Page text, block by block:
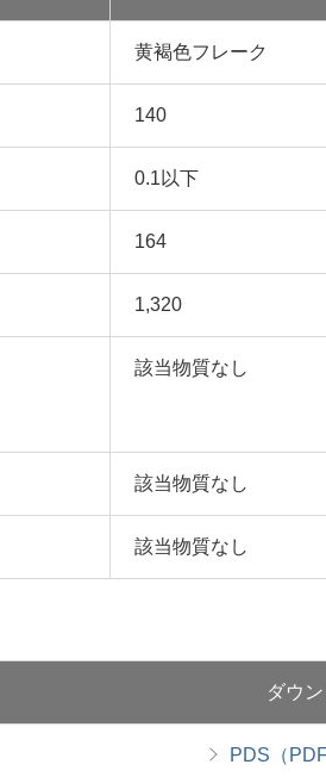
黄褐色フレーク
140
0.1以下
164
1,320
該当物質なし
該当物質なし
該当物質なし
ダウ
PDS （